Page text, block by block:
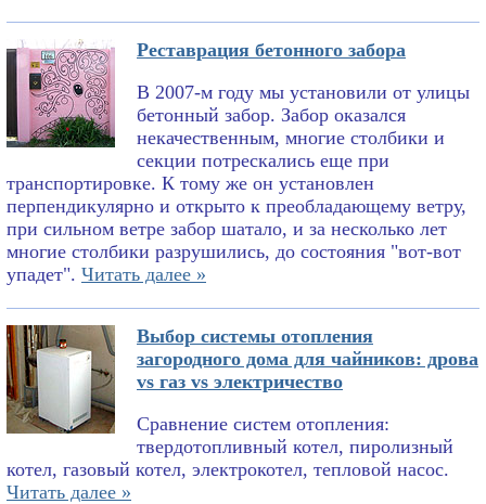
Реставрация бетонного забора
В 2007-м году мы установили от улицы
бетонный забор. Забор оказался
некачественным, многие столбики и
секции потрескались еще при
транспортировке. К тому же он установлен
перпендикулярно и открыто к преобладающему ветру,
при сильном ветре забор шатало, и за несколько лет
многие столбики разрушились, до состояния "вот-вот
упадет". Читать далее »
Выбор системы отопления
загородного дома для чайников: дрова
vs газ vs электричество
Сравнение систем отопления:
твердотопливный котел, пиролизный
котел, газовый котел, электрокотел, тепловой насос.
Читать далее »